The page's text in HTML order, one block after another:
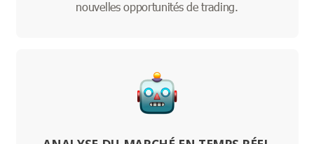
nouvelles opportunités de trading.